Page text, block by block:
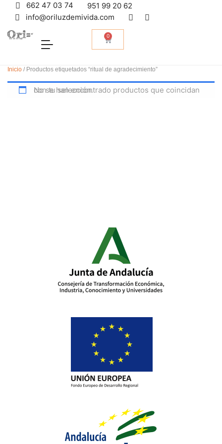
662 47 03 74
951 99 20 62
info@oriluzdemivida.com
0
Inicio / Productos etiquetados “ritual de agradecimiento”
No se han encontrado productos que coincidan con tu selección.